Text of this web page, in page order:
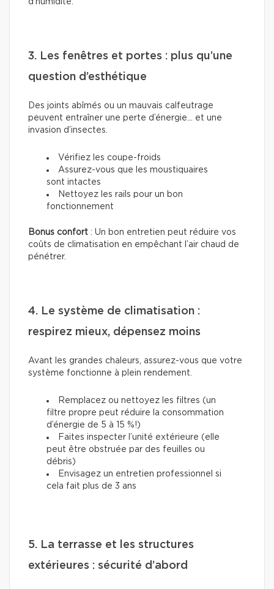
3. Les fenêtres et portes : plus qu’une
question d’esthétique
Des joints abîmés ou un mauvais calfeutrage
peuvent entraîner une perte d’énergie... et une
invasion d’insectes.
Vérifiez les coupe-froids
Assurez-vous que les moustiquaires
sont intactes
Nettoyez les rails pour un bon
fonctionnement
Bonus confort : Un bon entretien peut réduire vos
coûts de climatisation en empêchant l’air chaud de
pénétrer.
4. Le système de climatisation :
respirez mieux, dépensez moins
Avant les grandes chaleurs, assurez-vous que votre
système fonctionne à plein rendement.
Remplacez ou nettoyez les filtres (un
filtre propre peut réduire la consommation
d’énergie de 5 à 15 %!)
Faites inspecter l’unité extérieure (elle
peut être obstruée par des feuilles ou
débris)
Envisagez un entretien professionnel si
cela fait plus de 3 ans
5. La terrasse et les structures
extérieures : sécurité d’abord